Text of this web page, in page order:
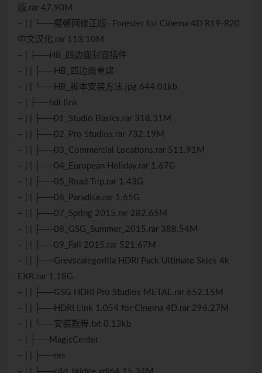
版.rar 47.90M
– | | └──魔顿网修正版- Forester for Cinema 4D R19-R20
中文汉化.rar 113.10M
– | ├──HB_四边面封面插件
– | | ├──HB_四边面重建
– | | └──HB_脚本安装方法.jpg 644.01kb
– | ├──hdr link
– | | ├──01_Studio Basics.rar 318.31M
– | | ├──02_Pro Studios.rar 732.19M
– | | ├──03_Commercial Locations.rar 511.91M
– | | ├──04_European Holiday.rar 1.67G
– | | ├──05_Road Trip.rar 1.43G
– | | ├──06_Paradise.rar 1.65G
– | | ├──07_Spring 2015.rar 282.65M
– | | ├──08_GSG_Summer_2015.rar 388.54M
– | | ├──09_Fall 2015.rar 521.67M
– | | ├──Greyscalegorilla HDRI Pack Ultimate Skies 4k
EXR.rar 1.18G
– | | ├──GSG HDRI Pro Studios METAL.rar 652.15M
– | | ├──HDRI Link 1.054 for Cinema 4D.rar 296.27M
– | | └──安装教程.txt 0.13kb
– | ├──MagicCenter
– | | ├──res